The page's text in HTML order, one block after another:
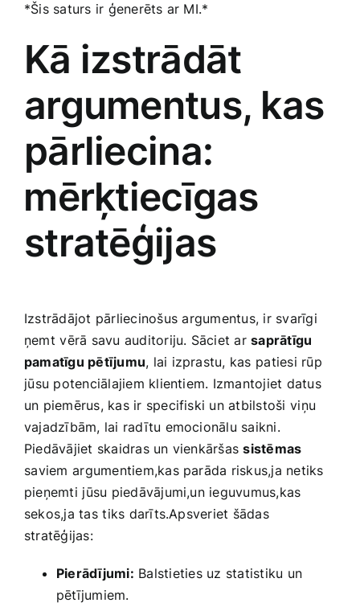
*Šis saturs ir‍ ģenerēts ar‍ MI.*
Kā izstrādāt⁤
argumentus, kas
pārliecina:
⁣mērķtiecīgas
stratēģijas
Izstrādājot pārliecinošus ⁣argumentus, ir svarīgi
ņemt⁤ vērā savu auditoriju. ​Sāciet arsaprātīgu
pamatīgu​ pētījumu, lai izprastu, kas⁣ patiesi rūp
⁢jūsu‌ potenciālajiem klientiem. Izmantojiet datus
un piemērus, kas ‌ir​ specifiski un atbilstoši ⁤viņu
vajadzībām,‍ lai radītu emocionālu saikni.
Piedāvājiet skaidras un ‌vienkāršassistēmas
⁤saviem⁣ argumentiem,kas parāda riskus,ja‍ netiks
pieņemti⁤ jūsu piedāvājumi,un ieguvumus,kas
sekos,ja‌ tas⁢ tiks darīts.Apsveriet šādas‍
stratēģijas:
Pierādījumi: Balstieties ⁢uz statistiku un
pētījumiem.